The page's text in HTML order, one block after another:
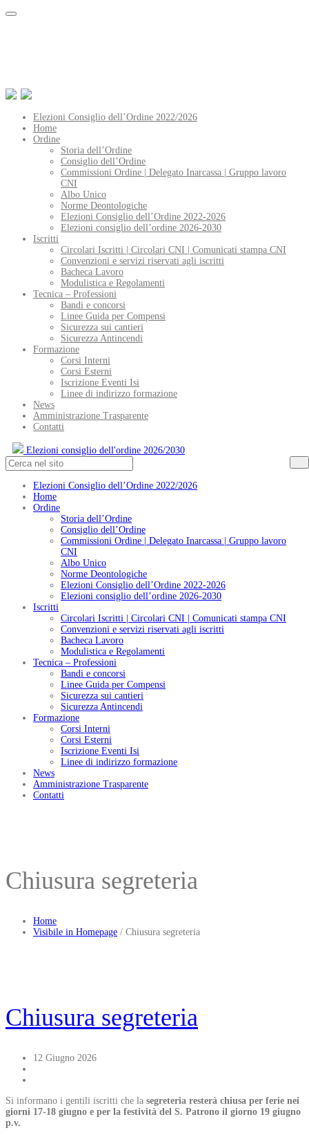
Elezioni Consiglio dell’Ordine 2022/2026
Home
Ordine
Storia dell’Ordine
Consiglio dell’Ordine
Commissioni Ordine | Delegato Inarcassa | Gruppo lavoro
CNI
Albo Unico
Norme Deontologiche
Elezioni Consiglio dell’Ordine 2022-2026
Elezioni consiglio dell’ordine 2026-2030
Iscritti
Circolari Iscritti | Circolari CNI | Comunicati stampa CNI
Convenzioni e servizi riservati agli iscritti
Bacheca Lavoro
Modulistica e Regolamenti
Tecnica – Professioni
Bandi e concorsi
Linee Guida per Compensi
Sicurezza sui cantieri
Sicurezza Antincendi
Formazione
Corsi Interni
Corsi Esterni
Iscrizione Eventi Isi
Linee di indirizzo formazione
News
Amministrazione Trasparente
Contatti
Elezioni consiglio dell'ordine 2026/2030
Elezioni Consiglio dell’Ordine 2022/2026
Home
Ordine
Storia dell’Ordine
Consiglio dell’Ordine
Commissioni Ordine | Delegato Inarcassa | Gruppo lavoro
CNI
Albo Unico
Norme Deontologiche
Elezioni Consiglio dell’Ordine 2022-2026
Elezioni consiglio dell’ordine 2026-2030
Iscritti
Circolari Iscritti | Circolari CNI | Comunicati stampa CNI
Convenzioni e servizi riservati agli iscritti
Bacheca Lavoro
Modulistica e Regolamenti
Tecnica – Professioni
Bandi e concorsi
Linee Guida per Compensi
Sicurezza sui cantieri
Sicurezza Antincendi
Formazione
Corsi Interni
Corsi Esterni
Iscrizione Eventi Isi
Linee di indirizzo formazione
News
Amministrazione Trasparente
Contatti
Chiusura segreteria
Home
Visibile in Homepage / Chiusura segreteria
Chiusura segreteria
12 Giugno 2026
Si informano i gentili iscritti che la segreteria resterà chiusa per ferie nei
giorni 17-18 giugno e per la festività del S. Patrono il giorno 19 giugno
p.v.